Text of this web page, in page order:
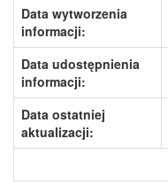
Data wytworzenia
informacji:
Data udostępnienia
informacji:
Data ostatniej
aktualizacji: